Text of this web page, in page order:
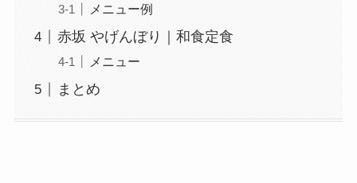
メニュー例
赤坂 やげんぼり｜和食定食
メニュー
まとめ